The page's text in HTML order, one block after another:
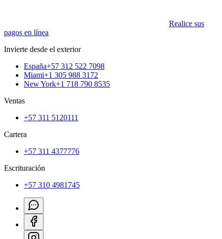
Realice sus
pagos en línea
Invierte desde el exterior
España+57 312 522 7098
Miami+1 305 988 3172
New York+1 718 790 8535
Ventas
+57 311 5120111
Cartera
+57 311 4377776
Escrituración
+57 310 4981745